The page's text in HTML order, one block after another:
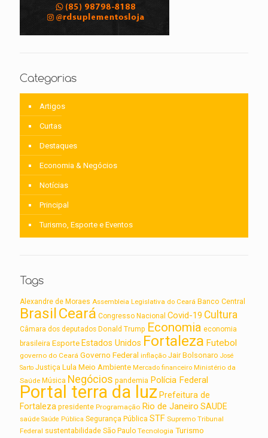
Categorias
Artigos
Curtas
Destaques
Economia & Negócios
Notícias
Principal
Turismo, Esporte e Eventos
Tags
Alexandre de Moraes Assembleia Legislativa do Ceará Banco Central
BrasilCeará Congresso Nacional Covid-19 Cultura
Câmara dos deputados Donald Trump Economia economia
brasileira Esporte Estados Unidos Fortaleza Futebol
governo do Ceará Governo Federal inflação Jair Bolsonaro José
Sarto Justiça Lula Meio Ambiente Mercado financeiro Ministério da
Saúde Música Negócios pandemia Polícia Federal
Portal terra da luz Prefeitura de
Fortaleza presidente Programação Rio de Janeiro SAUDE
saúde Saúde Pública Segurança Pública STF Supremo Tribunal
Federal sustentabilidade São Paulo Tecnologia Turismo